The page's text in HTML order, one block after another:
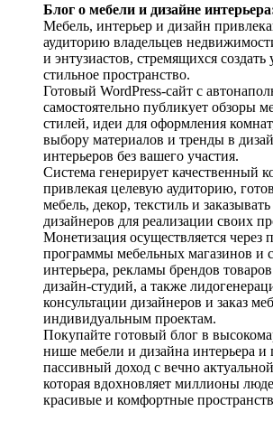
Блог о мебели и дизайне
Мебель, интерьер и дизайн
аудиторию владельцев
и энтузиастов, стремящихся
стильное пространство.
Готовый WordPress-сайт с
самостоятельно публикует обзоры
стилей, идеи для оформления
выбору материалов и тренды в
интерьеров без вашего участия.
Система генерирует качественный
привлекая целевую аудиторию,
мебель, декор, текстиль и
дизайнеров для реализации своих
Монетизация осуществляется через
программы мебельных магазинов и
интерьера, рекламы брендов
дизайн-студий, а также
консультации дизайнеров и заказ
индивидуальным проектам.
Покупайте готовый блог в
нише мебели и дизайна интерьера и
пассивный доход с вечно
которая вдохновляет миллионы
красивые и комфортные